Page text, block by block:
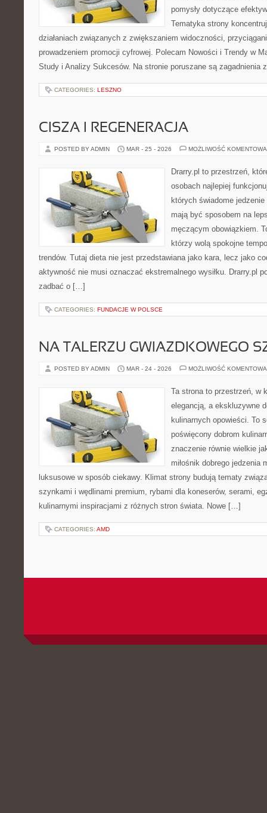
pomysły dotyczące
Tematyka strony
działaniach związanych z zwiększaniem widoczności,
prowadzeniem promocji cyfrowej. Polecam Nowości i Trendy w
Study i Analizy Sukcesów. Na stronie poruszane są zagadnienia
CATEGORIES: LESZNO
CISZA I REGENERACJA
POSTED BY ADMIN MAR - 25 - 2026 MOŻLIWOŚĆ
Drarry.pl to przestrzeń,
osobach najlepiej
których świadome
mają być sposobem na
męczącym obowiązkiem.
którzy wolą spokojne
trendów. Tutaj dieta nie jest przedstawiana jako kara, lecz jako
aktywność nie musi oznaczać ekstremalnego wysiłku. Drarry.pl
zadbać o […]
CATEGORIES: FUNDACJE W POLSCE
NA TALERZU GWIAZDKOWEGO
POSTED BY ADMIN MAR - 24 - 2026 MOŻLIWOŚĆ
Ta strona to przestrzeń, w
elegancją, a ekskluzywne
kulinarnych opowieści. To
poświęcony dobrom
znaczenie równie wielkie
miłośnik dobrego jedzenia
luksusowe w sposób ciekawy. Klimat strony budują tematy
szynkami i wędlinami premium, rybami dla koneserów, serami,
kulinarnymi inspiracjami z różnych stron świata. Nowe […]
CATEGORIES: AMD